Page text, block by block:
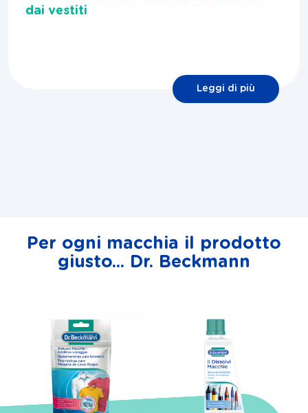
dai vestiti
Leggi di più
Per ogni macchia il prodotto
giusto... Dr. Beckmann